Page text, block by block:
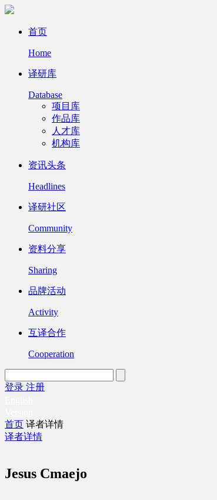
首页
Home
译研库
Database
项目库
作品库
人才库
机构库
资讯头条
Headlines
译研社区
Community
资料分享
Sharing
品牌活动
Activity
互译合作
Cooperation
登录 注册
首页 译者详情
译者详情
Jesus Cmaejo